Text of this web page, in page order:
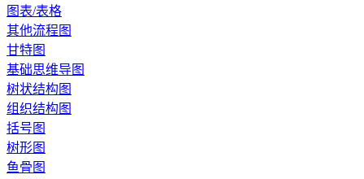
图表/表格
其他流程图
甘特图
基础思维导图
树状结构图
组织结构图
括号图
树形图
鱼骨图